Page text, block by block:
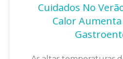
Cuidados No
Calor Aumenta